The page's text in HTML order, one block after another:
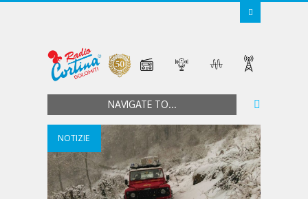
NAVIGATE TO...
NOTIZIE